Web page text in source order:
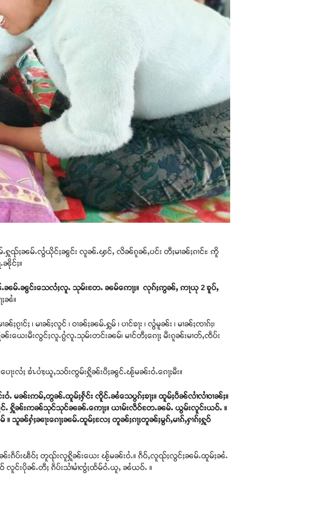
မ်ႉႁူၺ်ႈၼမ်ႉလွႆယိုင်ႈၼွင်း လူၼ်ႉၾင်ႇ လိၼ်ၵူၼ်ႇပင်း တီႈမၢၼ်ႈၵၢင်ႊ ဢိူ
ၼိုင်ႈ။
မ်ႉၼွင်းသေလႆႈလူႉ သုမ်းတႄႉ ၼမ်ဢေႃႈ။ လုၵ်ႈဢွၼ်ႇ ဢႃယု 2 ၶူပ်ႇ
ႈၼႆ။
ႈ ၊ မၢၼ်ႈလူင် ၊ ဝၢၼ်ႈၼမ်ႉႁွမ် ၊ ပၢင်ၶႃး ၊ လွႆမူၼ်း ၊ မၢၼ်ႈၸၢၵ်ႈ၊
းယေးမီးလွင်ႈလူႉၵွႆလူႉသုမ်းတင်းၼမ်၊ မၢင်တီႈၵေႃႈ မီးၵူၼ်းမၢတ်ႇၸဵပ်း
ၶၢႆႉပၢႆႈယူႇသဝ်းၸွမ်းႁိူၼ်းပီႈၼွင်ႉၽႂ်မၼ်းဝႆႉၵေႃႈမီး။
ဝႆႉ မၼ်းဢမ်ႇတွၼ်ႉထူမ်ႈႁႅင်း ၸိူင်ႉၼႆသေပွၵ်ႈၶႃႈ။ ထူမ်ႈပဵၼ်လၢႆလၢႆဝၢၼ်ႈ။
ႁိူၼ်းဢၼ်သုင်သုင်ၼၼ်ႉဢေႃႈ။ ယၢမ်းလဵဝ်တႄႉၼမ်ႉ ယွမ်းလူင်းယဝ်ႉ ။
သူၼ်ႁႆႈၼႃးၵေႃႈၼမ်ႉထူမ်ႈလႄႈ တူၼ်ႈၵႃႈတူၼ်ႈမွၵ်ႇမၢၵ်ႇႁၢၵ်ႈႁူဝ်
ၵဵပ်းၽဵဝ်ႈ တူၺ်းလူႁိူၼ်းယေး ၽႂ်မၼ်းဝႆႉ။ ၵဵဝ်ႇလူၺ်ႈလွင်ႈၼမ်ႉထူမ်ႈၼႆႉ
င်းပိုၼ်ႉတီႈ ၵဵပ်းသၢႆမၢႆၸွႆႈထႅမ်ဝႆႉယူႇ ၼႆယဝ်ႉ ။